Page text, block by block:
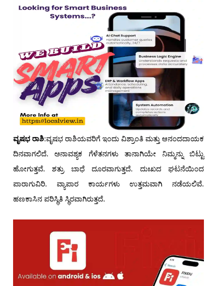
ವೃಷಭ ರಾಶಿ:ವೃಷಭ ರಾಶಿಯವರಿಗೆ ಇಂದು ವಿಶ್ರಾಂತಿ ಮತ್ತು ಆನಂದದಾಯಕ
ದಿನವಾಗಲಿದೆ. ಅನಾವಶ್ಯಕ ಗೆಳೆತನಗಳು ತಾನಾಗಿಯೇ ನಿಮ್ಮನ್ನು ಬಿಟ್ಟು
ಹೋಗುತ್ತವೆ. ಶತ್ರು ಬಾಧೆ ದೂರವಾಗುತ್ತದೆ. ದುಃಖದ ಘಟನೆಯಿಂದ
ಪಾರಾಗುವಿರಿ. ವ್ಯಾಪಾರ ಕಾರ್ಯಗಳು ಉತ್ತಮವಾಗಿ ನಡೆಯಲಿವೆ.
ಹಣಕಾಸಿನ ಪರಿಸ್ಥಿತಿ ಸ್ಥಿರವಾಗಿರುತ್ತದೆ.